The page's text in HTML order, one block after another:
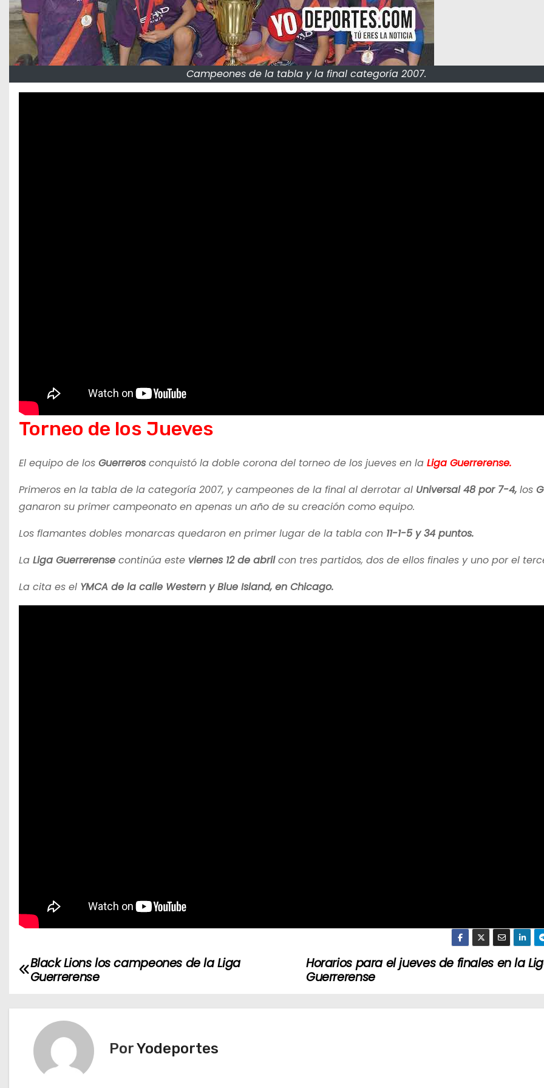
Campeones de la tabla y la final categoría 2007.
Torneo de los Jueves
El equipo de los Guerrerosconquistó la doble corona del torneo de los jueves en la Liga Guerrerense.
Primeros en la tabla de la categoría 2007, y campeones de la final al derrotar al Universal 48 por 7-4, los
ganaron su primer campeonato en apenas un año de su creación como equipo.
Los flamantes dobles monarcas quedaron en primer lugar de la tabla con 11-1-5 y 34 puntos.
La Liga Guerrerense continúa este viernes 12 de abrilcon tres partidos, dos de ellos finales y uno por el
La cita es el YMCA de la calle Western y Blue Island, en Chicago.
N
Horarios para el jueves de finales en la
Guerrerense
Black Lions los campeones de la Liga
Guerrerense
PorYodeportes